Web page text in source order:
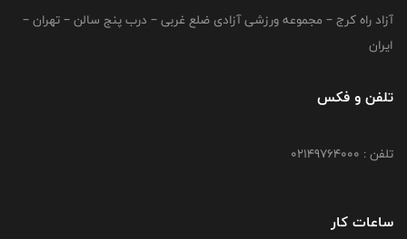
آزاد راه کرج – مجموعه ورزشی آزادی ضلع غربی – درب پنج سالن – تهران –
ایران
تلفن و فکس
تلفن : 02149764000
ساعات کار